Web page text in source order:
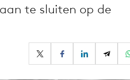
te sluiten op de